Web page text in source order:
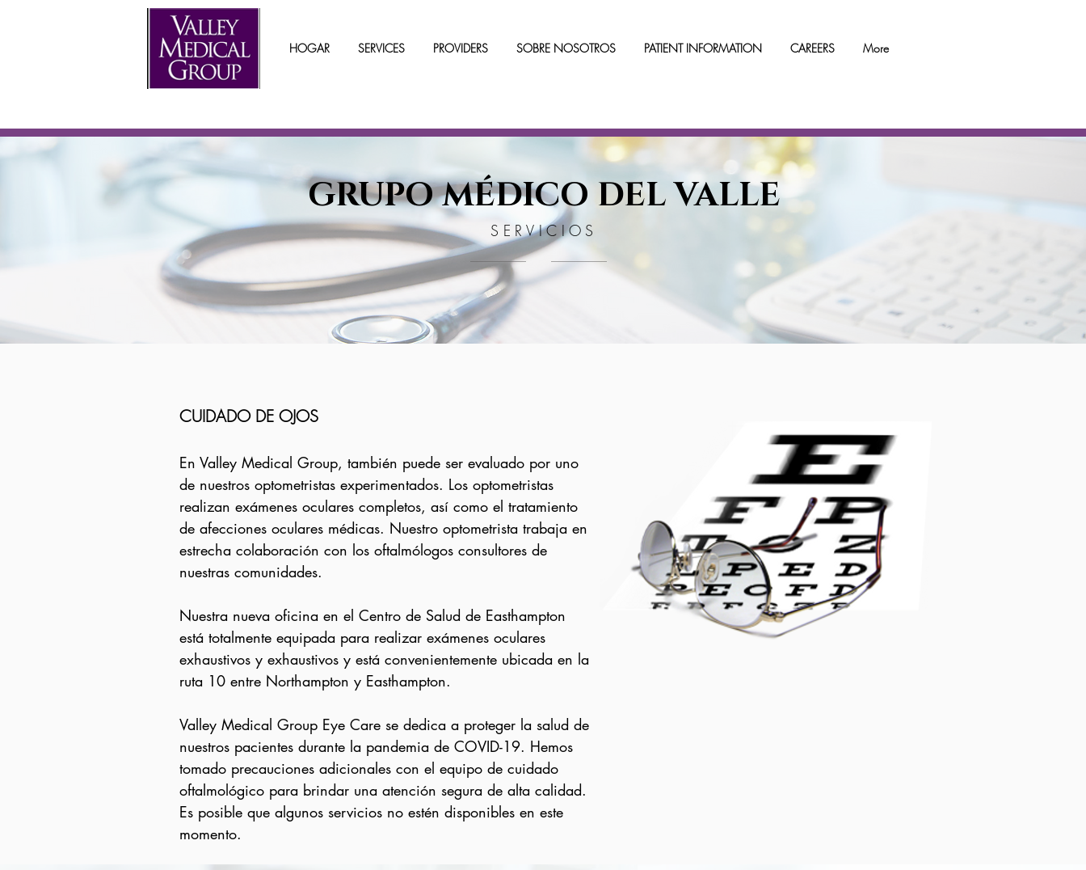
HOGAR SERVICES PROVIDERS SOBRE NOSOTROS PATIENT INFORMATION CAREERS More
GRUPO MÉDICO DEL VALLE
SERVICIOS
CUIDADO DE OJOS
En Valley Medical Group, también puede ser evaluado por uno
de nuestros optometristas experimentados. Los optometristas
realizan exámenes oculares completos, así como el tratamiento
de afecciones oculares médicas. Nuestro optometrista trabaja en
estrecha colaboración con los oftalmólogos consultores de
nuestras comunidades.
Nuestra nueva oficina en el Centro de Salud de Easthampton
está totalmente equipada para realizar exámenes oculares
exhaustivos y exhaustivos y está convenientemente ubicada en la
ruta 10 entre Northampton y Easthampton.
Valley Medical Group Eye Care se dedica a proteger la salud de
nuestros pacientes durante la pandemia de COVID-19. Hemos
tomado precauciones adicionales con el equipo de cuidado
oftalmológico para brindar una atención segura de alta calidad.
Es posible que algunos servicios no estén disponibles en este
momento.